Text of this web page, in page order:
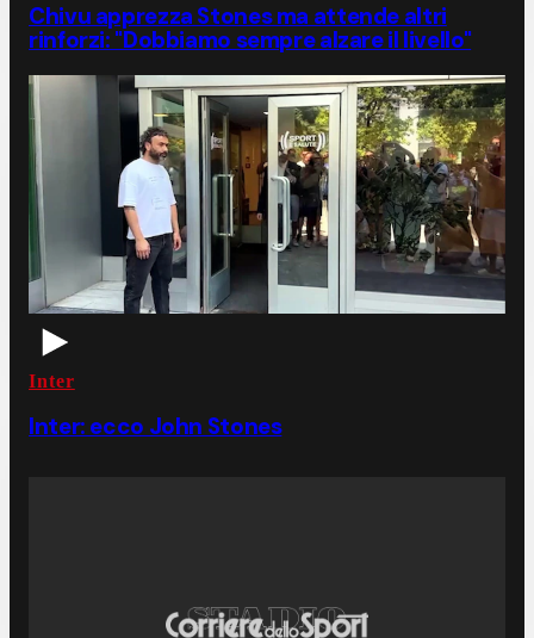
Chivu apprezza Stones ma attende altri
rinforzi: "Dobbiamo sempre alzare il livello"
Inter
Inter: ecco John Stones